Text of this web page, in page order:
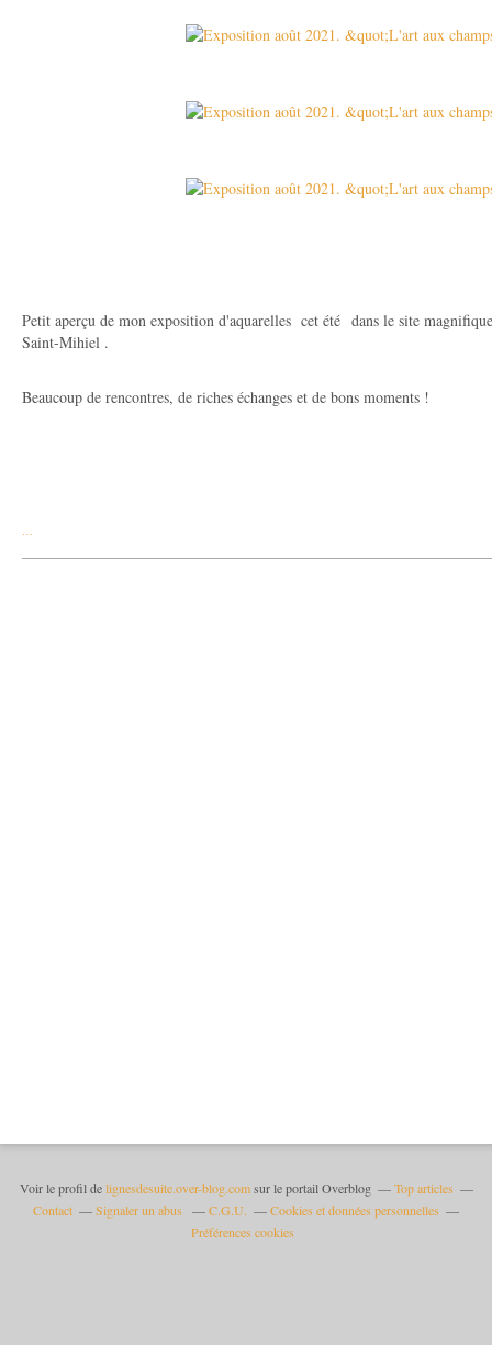
Petit aperçu de mon exposition d'aquarelles cet été dans le site
Saint-Mihiel .
Beaucoup de rencontres, de riches échanges et de bons moments !
…
Voir le profil delignesdesuite.over-blog.comsur le portail Overblog
Top articles
Contact
Signaler un abus C.G.U.
Cookies et données personnelles
Préférences cookies